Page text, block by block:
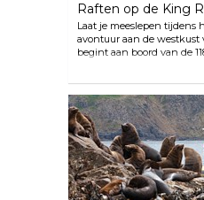
Raften op de King
Laat je meeslepen tijdens
avontuur aan de westkust
begint aan boord van de
Wilderness Railway, de
aan boord rijdt de trein
regenwouden en
Dubbil Barril, waar je reis
comfort in voor moed en
stroomversnellingen van
die net zo snel stroomt als
Onderweg, als het water
verhalen over de